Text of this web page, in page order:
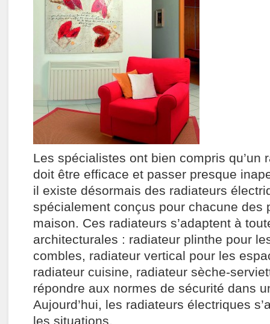
Les spécialistes ont bien compris qu’un
doit être efficace et passer presque
il existe désormais des radiateurs
spécialement conçus pour chacune des
maison. Ces radiateurs s’adaptent à
architecturales : radiateur plinthe pour
combles, radiateur vertical pour les
radiateur cuisine, radiateur sèche-
répondre aux normes de sécurité dans
Aujourd’hui, les radiateurs électriques
les situations.